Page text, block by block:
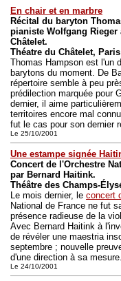
En chair et en marbre
Récital du baryton
pianiste Wolfgang Rieger
Châtelet.
Théatre du Châtelet, Paris
Thomas Hampson est l'un
barytons du moment. De
répertoire semble à peu
prédilection marquée pour
dernier, il aime
territoires encore mal
fut le cas pour son dernier
Le 25/10/2001
Une estampe signée
Concert de l'Orchestre
par Bernard Haitink.
Théâtre des Champs-
Le mois dernier, le concert
National de France ne fut
présence radieuse de la
Avec Bernard Haitink à
de révéler une maestria
septembre ; nouvelle
d'une direction à sa
Le 24/10/2001